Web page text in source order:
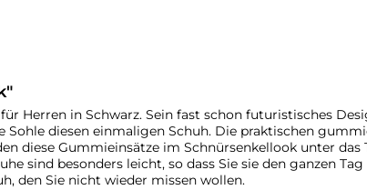
Herren in Schwarz. Sein fast schon futuristisches
diesen einmaligen Schuh. Die praktischen
diese Gummieinsätze im Schnürsenkellook unter
sind besonders leicht, so dass Sie sie den ganzen
den Sie nicht wieder missen wollen.